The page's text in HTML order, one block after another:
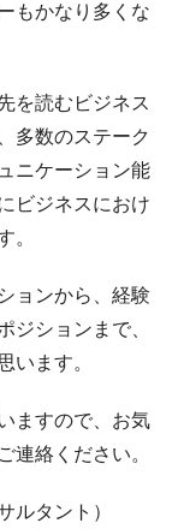
もかなり多くな
を読むビジネス
多数のステーク
ニケーション能
ビジネスにおけ
。
ョンから、経験
ジションまで、
います。
ますので、お気
連絡ください。
タント）